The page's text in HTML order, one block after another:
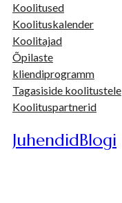
Koolitused
Koolituskalender
Koolitajad
Õpilaste
kliendiprogramm
Tagasiside koolitustele
Koolituspartnerid
JuhendidBlogi